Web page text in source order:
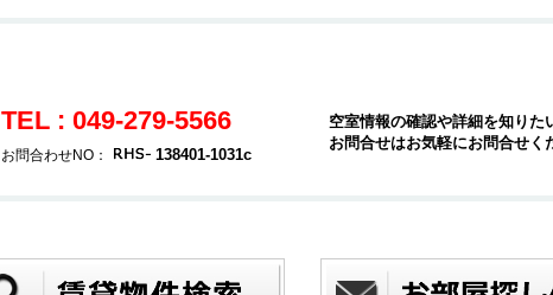
TEL : 049-279-5566
お問合わせNO： 138401-1031c
空室情報の確認や詳細を知りた
お問合せはお気軽にお問合せく